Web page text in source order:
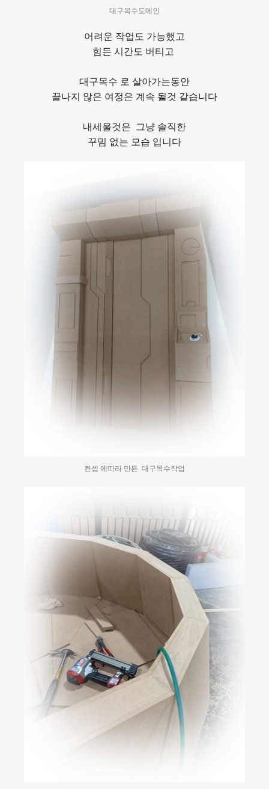
대구목수도메인
어려운 작업도 가능했고
힘든 시간도 버티고
대구목수 로 살아가는동안
끝나지 않은 여정은 계속 될것 같습니다
내세울것은 그냥 솔직한
꾸밈 없는 모습 입니다
컨셉 에따라 만든 대구목수작업